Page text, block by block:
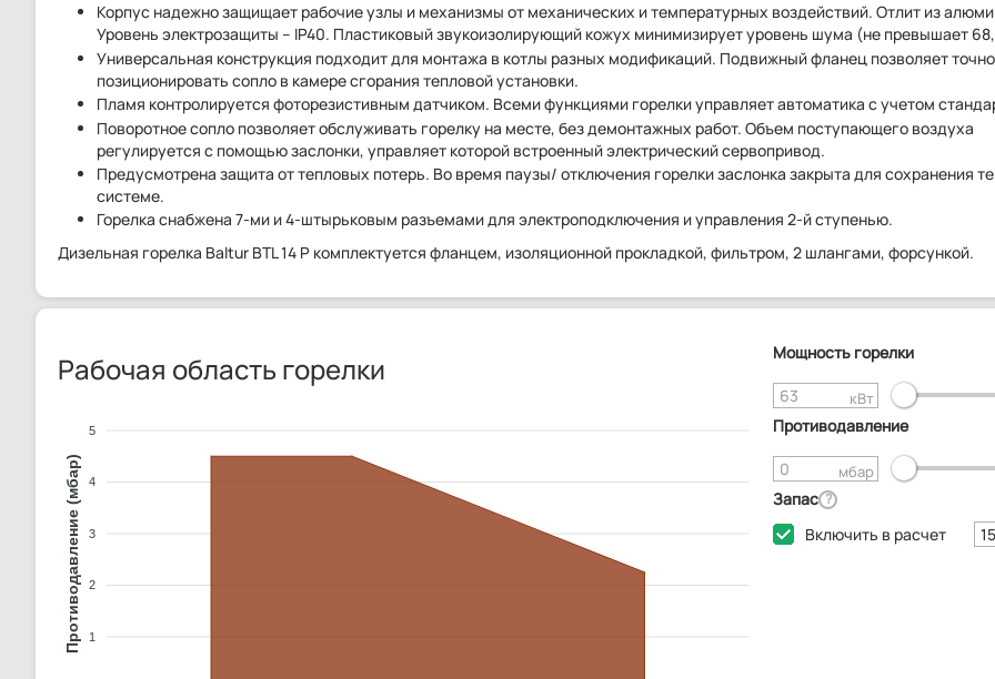
Корпус надежно защищает рабочие узлы и механизмы от механических и температурных воздействий. Отлит из
Уровень электрозащиты – IP40. Пластиковый звукоизолирующий кожух минимизирует уровень шума (не превышает
Универсальная конструкция подходит для монтажа в котлы разных модификаций. Подвижный фланец позволяет точно
позиционировать сопло в камере сгорания тепловой установки.
Пламя контролируется фоторезистивным датчиком. Всеми функциями горелки управляет автоматика с учетом
Поворотное сопло позволяет обслуживать горелку на месте, без демонтажных работ. Объем поступающего воздуха
регулируется с помощью заслонки, управляет которой встроенный электрический сервопривод.
Предусмотрена защита от тепловых потерь. Во время паузы/ отключения горелки заслонка закрыта для сохранения
системе.
Горелка снабжена 7-ми и 4-штырьковым разъемами для электроподключения и управления 2-й ступенью.
Дизельная горелка Baltur BTL 14 P комплектуется фланцем, изоляционной прокладкой, фильтром, 2 шлангами, форсункой.
Рабочая область горелки
5
4
3
2
1
Противодавление (мбар)
Мощность горелки
кВт
Противодавление
мбар
Запас ?
Включить в расчет